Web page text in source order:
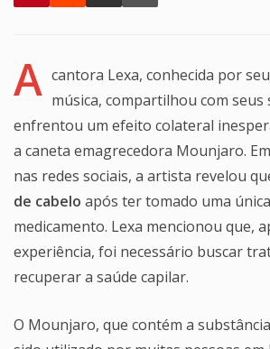
A cantora Lexa, conhecida por
música, compartilhou com seus
enfrentou um efeito colateral
a caneta emagrecedora Mounjaro.
nas redes sociais, a artista revelou
de cabelo após ter tomado uma
medicamento. Lexa mencionou que,
experiência, foi necessário buscar
recuperar a saúde capilar.
O Mounjaro, que contém a